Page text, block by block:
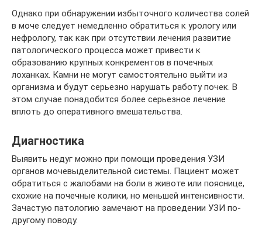
Однако при обнаружении избыточного количества солей
в моче следует немедленно обратиться к урологу или
нефрологу, так как при отсутствии лечения развитие
патологического процесса может привести к
образованию крупных конкрементов в почечных
лоханках. Камни не могут самостоятельно выйти из
организма и будут серьезно нарушать работу почек. В
этом случае понадобится более серьезное лечение
вплоть до оперативного вмешательства.
Диагностика
Выявить недуг можно при помощи проведения УЗИ
органов мочевыделительной системы. Пациент может
обратиться с жалобами на боли в животе или пояснице,
схожие на почечные колики, но меньшей интенсивности.
Зачастую патологию замечают на проведении УЗИ по-
другому поводу.